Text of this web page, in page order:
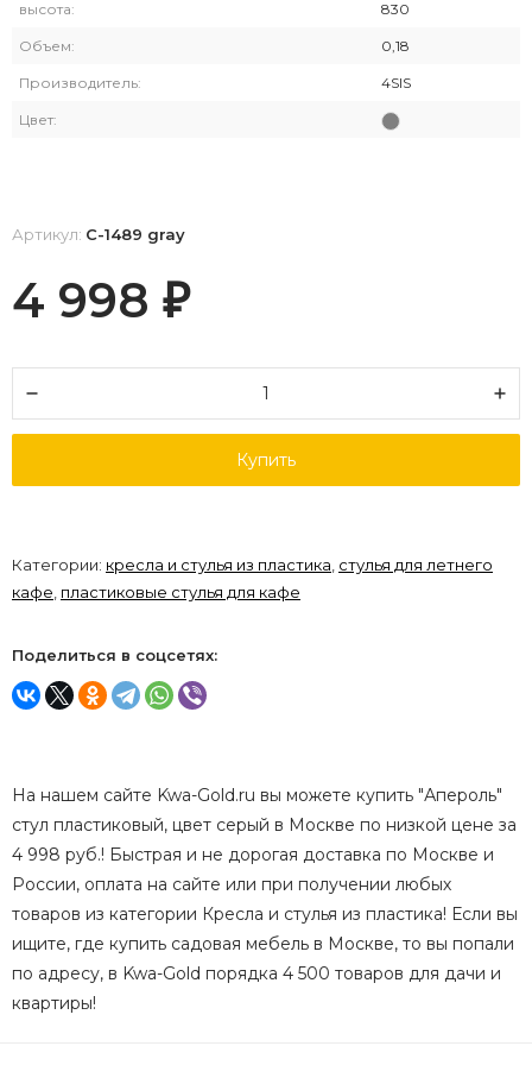
высота: 830
Объем: 0,18
Производитель: 4SIS
Цвет:
Артикул: C-1489 gray
4 998 ₽
Купить
Категории: кресла и стулья из пластика, стулья для летнего
кафе, пластиковые стулья для кафе
Поделиться в соцсетях:
На нашем сайте Kwa-Gold.ru вы можете купить "Апероль"
стул пластиковый, цвет серый в Москве по низкой цене за
4 998 руб.! Быстрая и не дорогая доставка по Москве и
России, оплата на сайте или при получении любых
товаров из категории Кресла и стулья из пластика! Если вы
ищите, где купить садовая мебель в Москве, то вы попали
по адресу, в Kwa-Gold порядка 4 500 товаров для дачи и
квартиры!